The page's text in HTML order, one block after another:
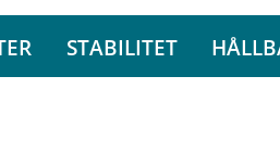
STABILITET